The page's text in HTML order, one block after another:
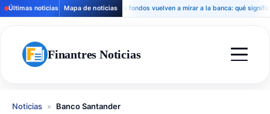
Últimas noticias Mapa de noticiasLos fondos vuelven a mirar a la banca: qué significa
Finantres Noticias
Noticias » Banco Santander